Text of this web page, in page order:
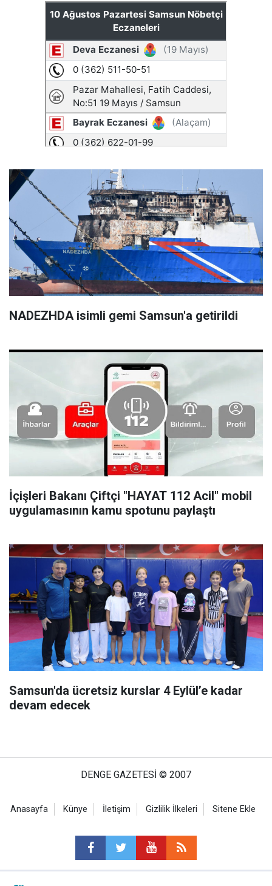
NADEZHDA isimli gemi Samsun'a getirildi
İçişleri Bakanı Çiftçi "HAYAT 112 Acil" mobil
uygulamasının kamu spotunu paylaştı
Samsun'da ücretsiz kurslar 4 Eylül’e kadar
devam edecek
DENGE GAZETESİ © 2007
Anasayfa Künye İletişim Gizlilik İlkeleri Sitene Ekle